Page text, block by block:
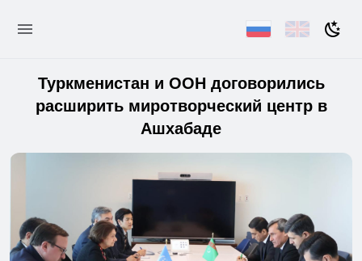
Туркменистан и ООН договорились
расширить миротворческий центр в
Ашхабаде